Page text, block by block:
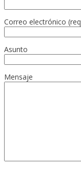
Correo electrónico
Asunto
Mensaje